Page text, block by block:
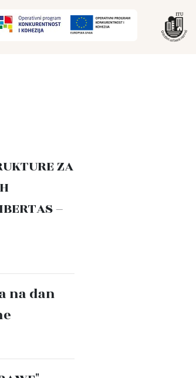
ZA
–
na dan